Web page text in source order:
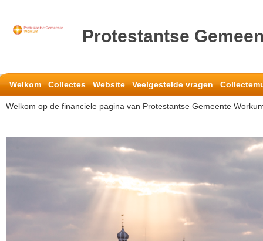
Protestantse
Welkom Collectes Website Veelgestelde vragen
Welkom op de financiele pagina van Protestantse Gemeente